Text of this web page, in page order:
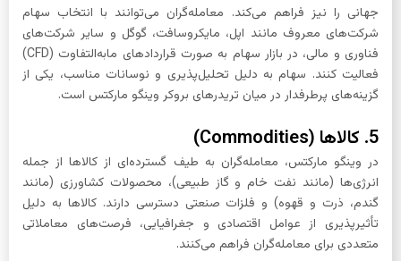
جهانی را نیز فراهم می‌کند. معامله‌گران می‌توانند با انتخاب سهام
شرکت‌های معروف مانند اپل، مایکروسافت، گوگل و سایر شرکت‌های
فناوری و مالی، در بازار سهام به صورت قراردادهای مابه‌التفاوت (CFD)
فعالیت کنند. سهام به دلیل تحلیل‌پذیری و نوسانات مناسب، یکی از
گزینه‌های پرطرفدار در میان تریدرهای بروکر وینگو مارکتس است.
5. کالاها (Commodities)
در وینگو مارکتس، معامله‌گران به طیف گسترده‌ای از کالاها از جمله
انرژی‌ها (مانند نفت خام و گاز طبیعی)، محصولات کشاورزی (مانند
گندم، ذرت و قهوه) و فلزات صنعتی دسترسی دارند. کالاها به دلیل
تأثیرپذیری از عوامل اقتصادی و جغرافیایی، فرصت‌های معاملاتی
متعددی برای معامله‌گران فراهم می‌کنند.